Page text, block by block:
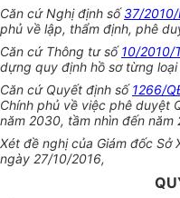
Căn cứ Nghị định số37/
phủ về lập, thẩm định, phê
Căn cứ Thông tư số10/2010/
dựng quy định hồ sơ từng
Căn cứ Quyết định số1266/
Chính phủ về việc phê duyệt
năm 2030, tầm nhìn đến năm
Xét đề nghị của Giám đốc Sở
ngày 27/10/2016,